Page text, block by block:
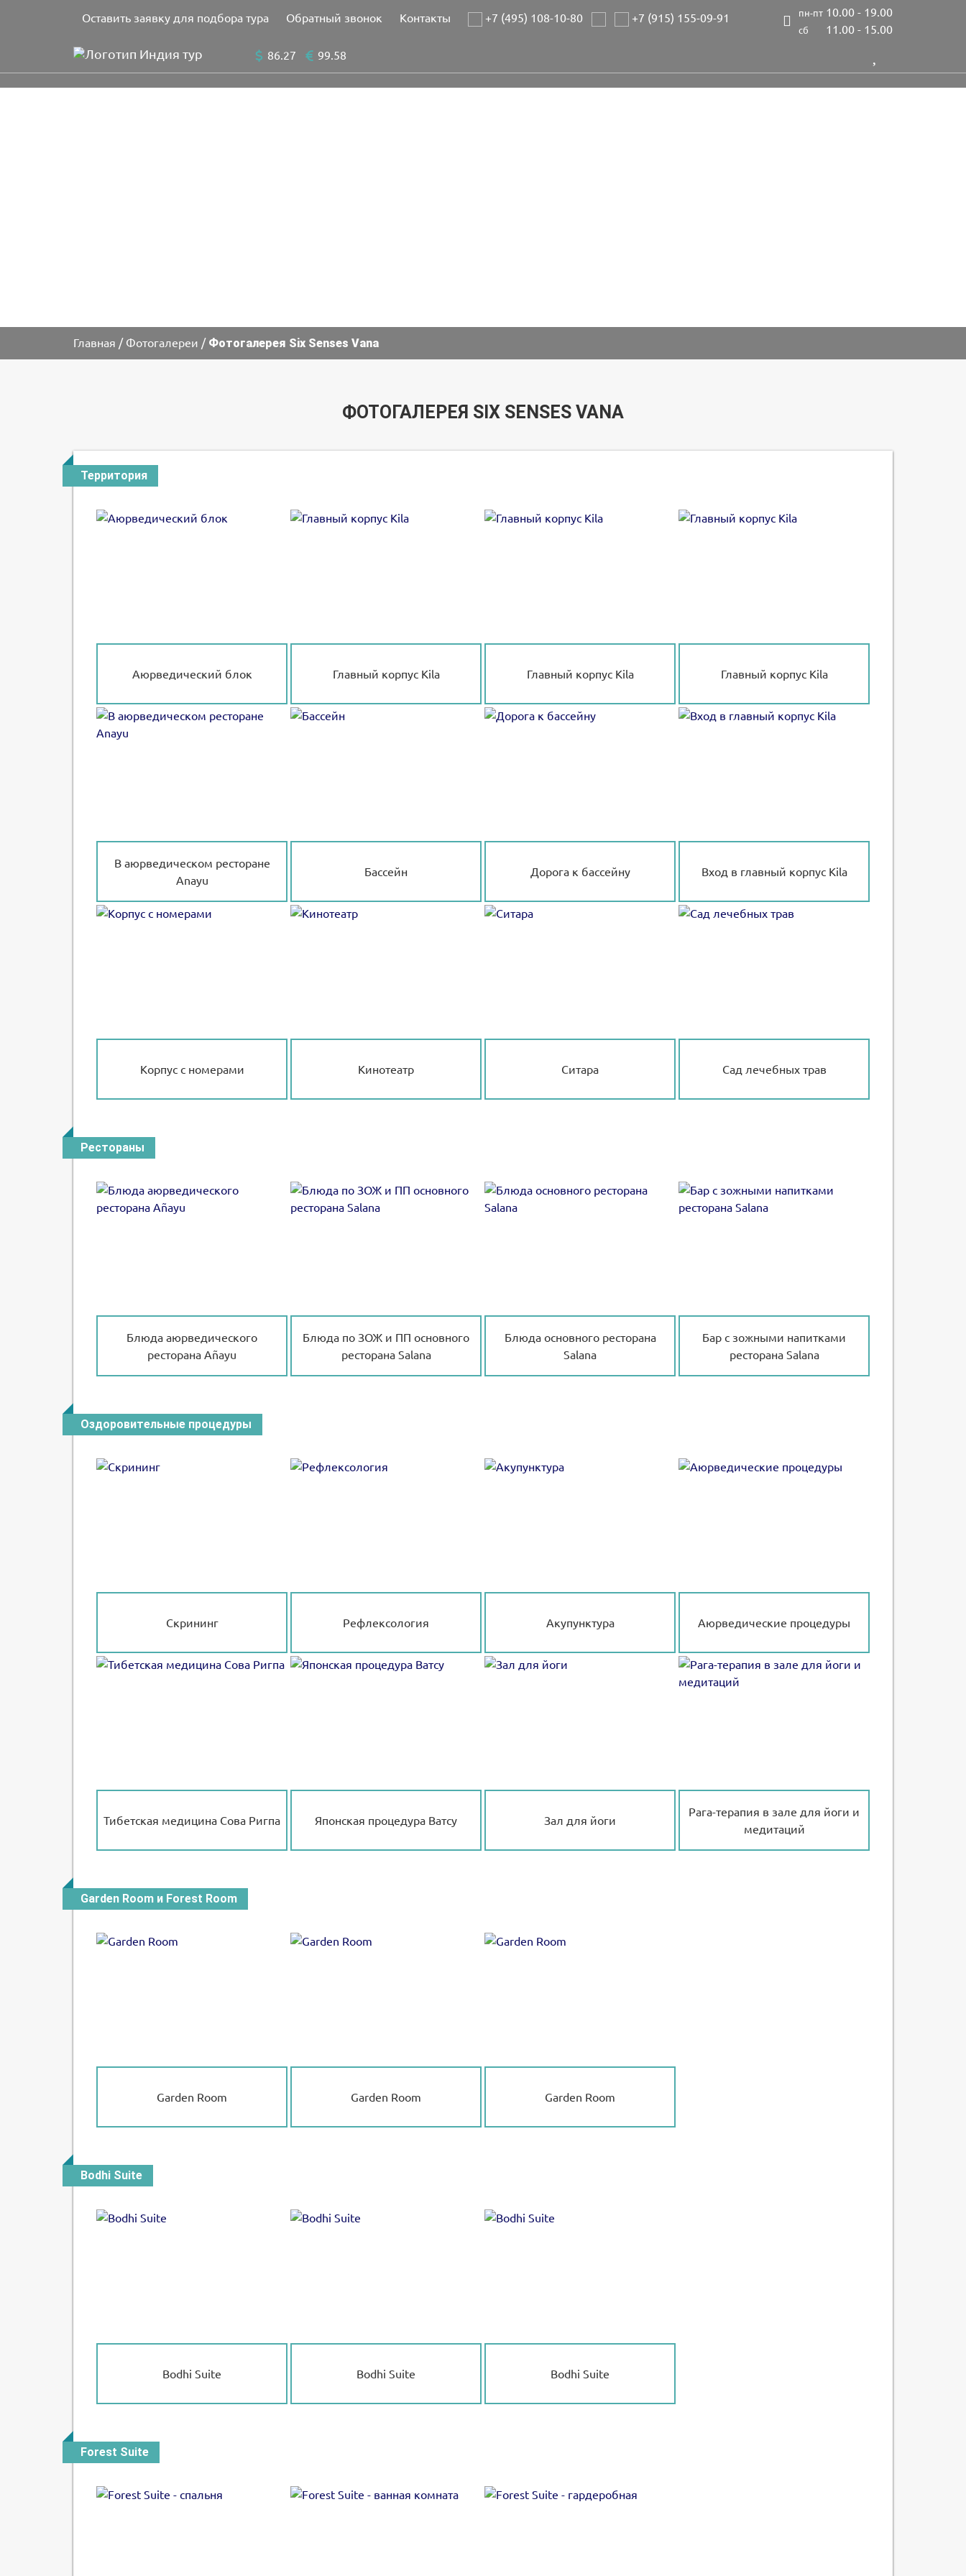
Оставить заявку для подбора тура Обратный звонок Контакты +7 (495) 108-10-80 +7 (915) 155-09-91 пн-пт 10.00 - 19.00
сб
11.00 - 15.00
86.27
99.58
Главная / Фотогалереи / Фотогалерея Six Senses Vana
ФОТОГАЛЕРЕЯ SIX SENSES VANA
Территория
Аюрведический блок Главный корпус Kila Главный корпус Kila Главный корпус Kila
В аюрведическом ресторане
Anayu
Бассейн Дорога к бассейну Вход в главный корпус Kila
Корпус с номерами Кинотеатр Ситара Сад лечебных трав
Рестораны
Блюда аюрведического
ресторана Añayu
Блюда по ЗОЖ и ПП основного
ресторана Salana
Блюда основного ресторана
Salana
Бар с зожными напитками
ресторана Salana
Оздоровительные процедуры
Скрининг Рефлексология Акупунктура Аюрведические процедуры
Тибетская медицина Сова Ригпа Японская процедура Ватсу Зал для йоги
Рага-терапия в зале для йоги и
медитаций
Garden Room и Forest Room
Garden Room Garden Room Garden Room
Bodhi Suite
Bodhi Suite Bodhi Suite Bodhi Suite
Forest Suite